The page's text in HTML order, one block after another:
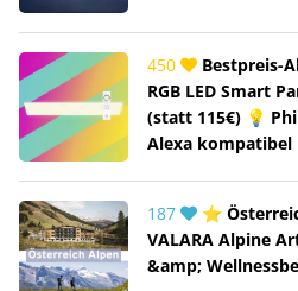
450
Bestpreis-
RGB LED Smart
(statt 115€) 💡
Alexa kompatibel
187
⭐
VALARA Alpine
&amp;